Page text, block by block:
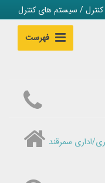
/ سیستم های کنترل
فهرست
اداری سمرقند